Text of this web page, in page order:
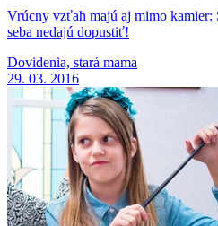
Vrúcny vzťah majú aj mimo kamier:
seba nedajú dopustiť!
Dovidenia, stará mama
29. 03. 2016